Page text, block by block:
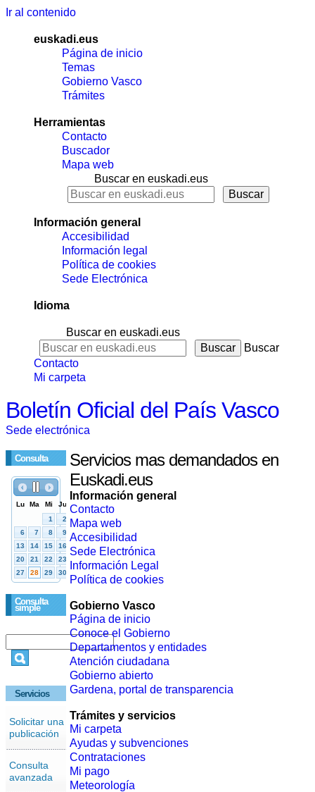
Ir al contenido
euskadi.eus
Página de inicio
Temas
Gobierno Vasco
Trámites
Herramientas
Contacto
Buscador
Mapa web
Buscar en euskadi.eus
Información general
Accesibilidad
Información legal
Política de cookies
Sede Electrónica
Idioma
Buscar en euskadi.eus
Buscar
Contacto
Mi carpeta
Boletín Oficial del País Vasco
Sede electrónica
Consulta
Consulta
simple
Servicios
Solicitar una
publicación
Consulta
avanzada
Servicios mas demandados en
Euskadi.eus
Información general
Contacto
Mapa web
Accesibilidad
Sede Electrónica
Información Legal
Política de cookies
Gobierno Vasco
Página de inicio
Conoce el Gobierno
Departamentos y entidades
Atención ciudadana
Gobierno abierto
Gardena, portal de transparencia
Trámites y servicios
Mi carpeta
Ayudas y subvenciones
Contrataciones
Mi pago
Meteorología